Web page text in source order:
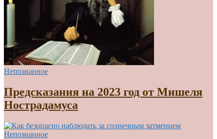
Непознанное
Предсказания на 2023 год от Мишеля
Нострадамуса
Непознанное